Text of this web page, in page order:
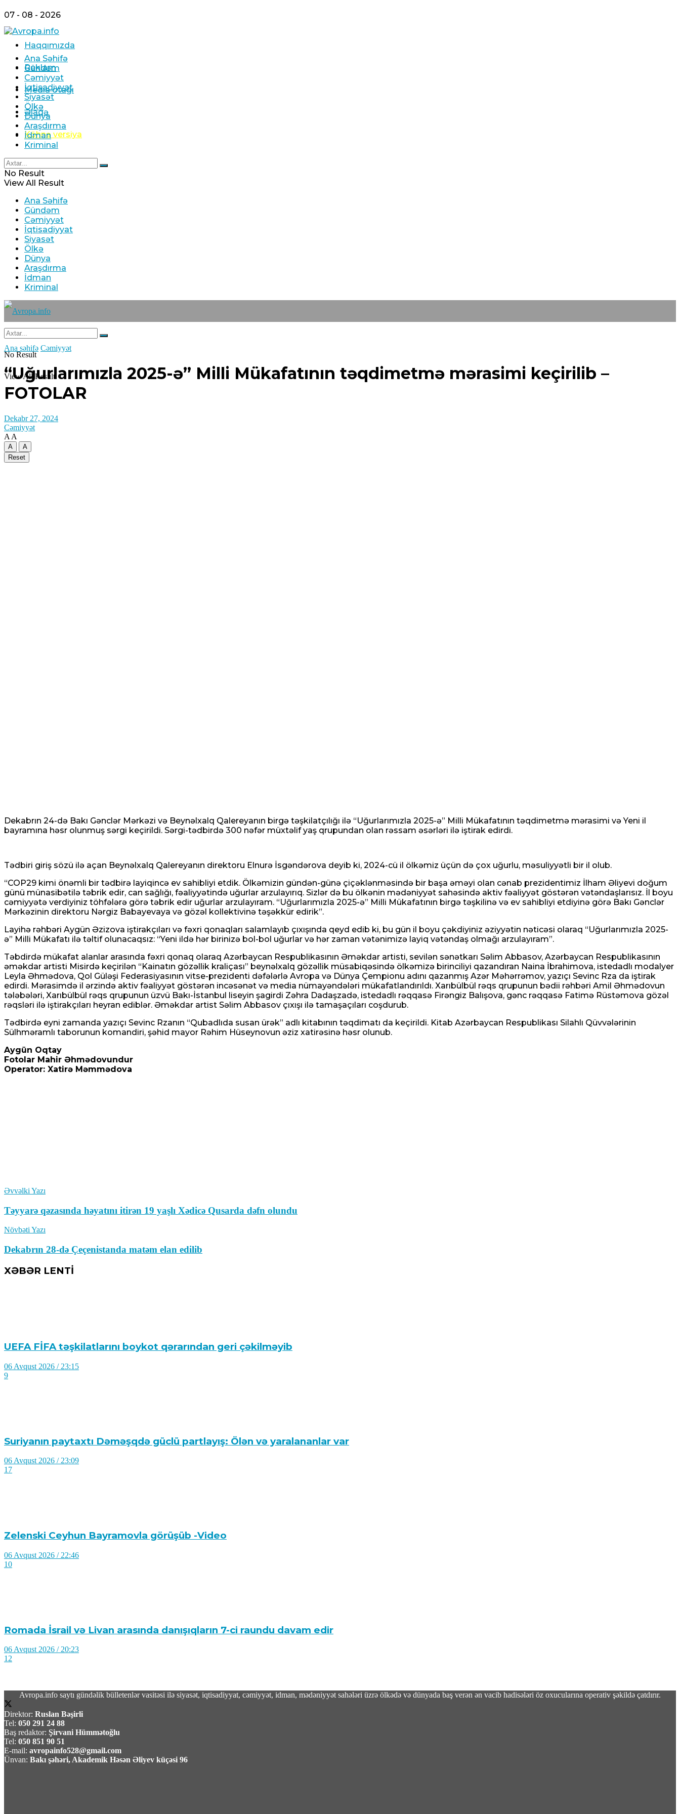
07 - 08 - 2026
Haqqımızda
Reklam
Media otağı
Əlaqə
Köhnə versiya
Ana Səhifə
Gündəm
Cəmiyyət
İqtisadiyyat
Siyasət
Ölkə
Dünya
Araşdırma
İdman
Kriminal
No Result
View All Result
Ana Səhifə
Gündəm
Cəmiyyət
İqtisadiyyat
Siyasət
Ölkə
Dünya
Araşdırma
İdman
Kriminal
No Result
View All Result
Ana səhifə Cəmiyyət
“Uğurlarımızla 2025-ə” Milli Mükafatının təqdimetmə mərasimi keçirilib –
FOTOLAR
Dekabr 27, 2024
Cəmiyyət
A A
A
A
Reset
Dekabrın 24-də Bakı Gənclər Mərkəzi və Beynəlxalq Qalereyanın birgə təşkilatçılığı ilə “Uğurlarımızla 2025-ə” Milli Mükafatının təqdimetmə mərasimi və Yeni il
bayramına həsr olunmuş sərgi keçirildi. Sərgi-tədbirdə 300 nəfər müxtəlif yaş qrupundan olan rəssam əsərləri ilə iştirak edirdi.
Tədbiri giriş sözü ilə açan Beynəlxalq Qalereyanın direktoru Elnurə İsgəndərova deyib ki, 2024-cü il ölkəmiz üçün də çox uğurlu, məsuliyyətli bir il olub.
“COP29 kimi önəmli bir tədbirə layiqincə ev sahibliyi etdik. Ölkəmizin gündən-günə çiçəklənməsində bir başa əməyi olan cənab prezidentimiz İlham Əliyevi doğum
günü münasibətilə təbrik edir, can sağlığı, fəaliyyətində uğurlar arzulayırıq. Sizlər də bu ölkənin mədəniyyət sahəsində aktiv fəaliyyət göstərən vətəndaşlarısız. İl boyu
cəmiyyətə verdiyiniz töhfələrə görə təbrik edir uğurlar arzulayıram. “Uğurlarımızla 2025-ə” Milli Mükafatının birgə təşkilinə və ev sahibliyi etdiyinə görə Bakı Gənclər
Mərkəzinin direktoru Nərgiz Babayevaya və gözəl kollektivinə təşəkkür edirik”.
Layihə rəhbəri Aygün Əzizova iştirakçıları və fəxri qonaqları salamlayıb çıxışında qeyd edib ki, bu gün il boyu çəkdiyiniz əziyyətin nəticəsi olaraq “Uğurlarımızla 2025-
ə” Milli Mükafatı ilə təltif olunacaqsız: “Yeni ildə hər birinizə bol-bol uğurlar və hər zaman vətənimizə layiq vətəndaş olmağı arzulayıram”.
Təbdirdə mükafat alanlar arasında fəxri qonaq olaraq Azərbaycan Respublikasının Əməkdar artisti, sevilən sənətkarı Səlim Abbasov, Azərbaycan Respublikasının
əməkdar artisti Misirdə keçirilən “Kainatın gözəllik kraliçası” beynəlxalq gözəllik müsabiqəsində ölkəmizə birinciliyi qazandıran Naina İbrahimova, istedadlı modalyer
Leyla Əhmədova, Qol Güləşi Federasiyasının vitse-prezidenti dəfələrlə Avropa və Dünya Çempionu adını qazanmış Azər Məhərrəmov, yazıçı Sevinc Rza da iştirak
edirdi. Mərasimdə il ərzində aktiv fəaliyyət göstərən incəsənət və media nümayəndələri mükafatlandırıldı. Xarıbülbül rəqs qrupunun bədii rəhbəri Amil Əhmədovun
tələbələri, Xarıbülbül rəqs qrupunun üzvü Bakı-İstanbul liseyin şagirdi Zəhra Dadaşzadə, istedadlı rəqqasə Firəngiz Balışova, gənc rəqqasə Fatimə Rüstəmova gözəl
rəqsləri ilə iştirakçıları heyran ediblər. Əməkdar artist Səlim Abbasov çıxışı ilə tamaşaçıları coşdurub.
Tədbirdə eyni zamanda yazıçı Sevinc Rzanın “Qubadlıda susan ürək” adlı kitabının təqdimatı da keçirildi. Kitab Azərbaycan Respublikası Silahlı Qüvvələrinin
Sülhməramlı taborunun komandiri, şəhid mayor Rəhim Hüseynovun əziz xatirəsinə həsr olunub.
Aygün Oqtay
Fotolar Mahir Əhmədovundur
Operator: Xatirə Məmmədova
Əvvəlki Yazı
Təyyarə qəzasında həyatını itirən 19 yaşlı Xədicə Qusarda dəfn olundu
Növbəti Yazı
Dekabrın 28-də Çeçenistanda matəm elan edilib
XƏBƏR LENTİ
UEFA FİFA təşkilatlarını boykot qərarından geri çəkilməyib
06 Avqust 2026 / 23:15
9
Suriyanın paytaxtı Dəməşqdə güclü partlayış: Ölən və yaralananlar var
06 Avqust 2026 / 23:09
17
Zelenski Ceyhun Bayramovla görüşüb -Video
06 Avqust 2026 / 22:46
10
Romada İsrail və Livan arasında danışıqların 7-ci raundu davam edir
06 Avqust 2026 / 20:23
12
Rusiydan Bakıya uçan azərbaycanlı iş adamı aeroportda saxlanıldı
06 Avqust 2026 / 20:09
8
Avropa.info saytı gündəlik bülletenlər vasitəsi ilə siyasət, iqtisadiyyat, cəmiyyət, idman, mədəniyyət sahələri üzrə ölkədə və dünyada baş verən ən vacib hadisələri öz oxucularına operativ şəkildə çatdırır.
Direktor: Ruslan Bəşirli
Tel: 050 291 24 88
Baş redaktor: Şirvani Hümmətoğlu
Tel: 050 851 90 51
E-mail: avropainfo528@gmail.com
Ünvan: Bakı şəhəri, Akademik Həsən Əliyev küçəsi 96